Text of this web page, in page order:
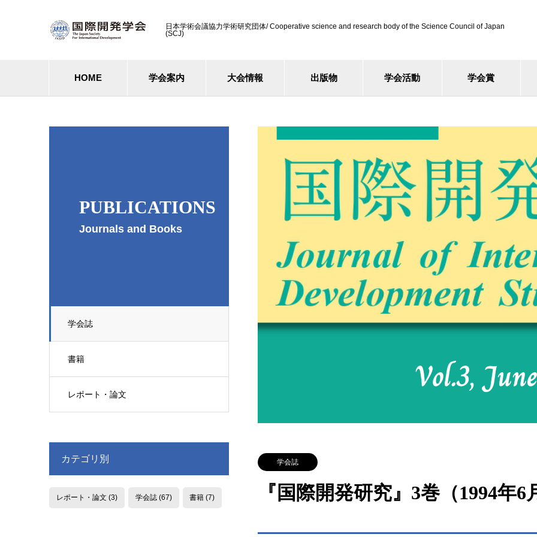
日本学術会議協力学術研究団体/ Cooperative science and research body of the Science Council of Japan
(SCJ)
HOME 学会案内 大会情報 出版物 学会活動 学会賞
PUBLICATIONS
Journals and Books
学会誌
書籍
レポート・論文
学会誌
『国際開発研究』3巻（1994年6
カテゴリ別
レポート・論文 (3) 学会誌(67) 書籍 (7)